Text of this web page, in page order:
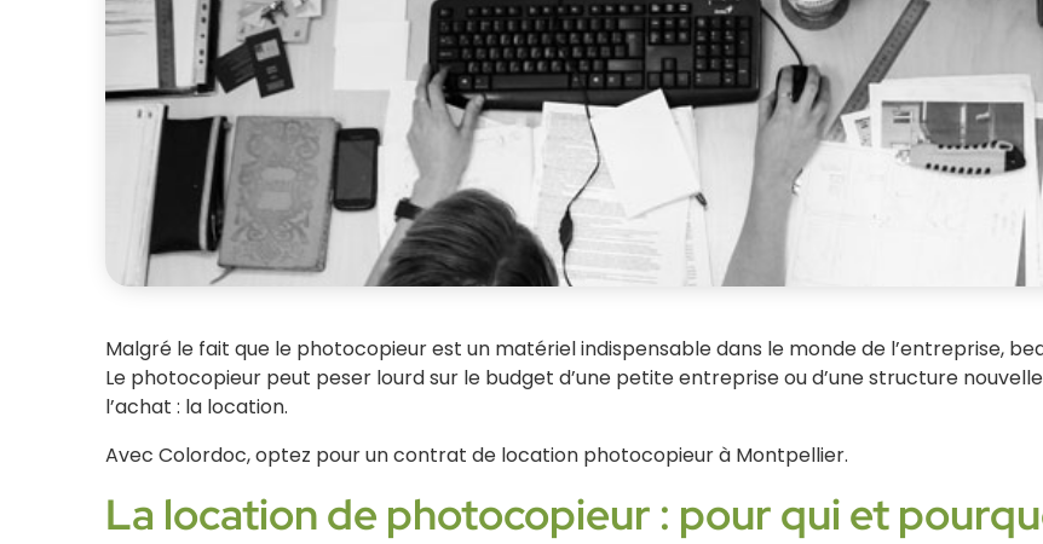
Malgré le fait que le photocopieur est un matériel indispensable dans le monde de l’entreprise,
Le photocopieur peut peser lourd sur le budget d’une petite entreprise ou d’une structure
l’achat : la location.
Avec Colordoc, optez pour un contrat de location photocopieur à Montpellier.
La location de photocopieur : pour qui et